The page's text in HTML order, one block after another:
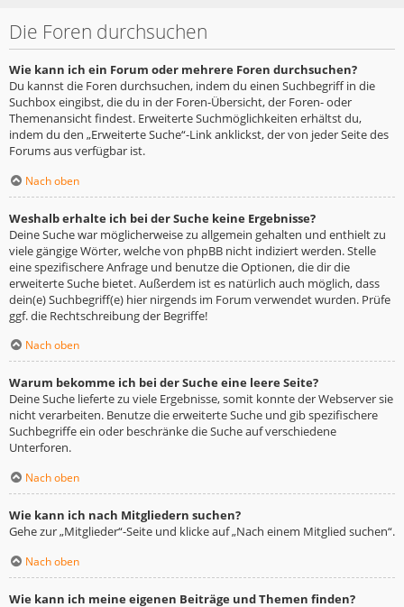
Die Foren durchsuchen
Wie kann ich ein Forum oder mehrere Foren durchsuchen?
Du kannst die Foren durchsuchen, indem du einen Suchbegriff in die
Suchbox eingibst, die du in der Foren-Übersicht, der Foren- oder
Themenansicht findest. Erweiterte Suchmöglichkeiten erhältst du,
indem du den „Erweiterte Suche“-Link anklickst, der von jeder Seite des
Forums aus verfügbar ist.
Nach oben
Weshalb erhalte ich bei der Suche keine Ergebnisse?
Deine Suche war möglicherweise zu allgemein gehalten und enthielt zu
viele gängige Wörter, welche von phpBB nicht indiziert werden. Stelle
eine spezifischere Anfrage und benutze die Optionen, die dir die
erweiterte Suche bietet. Außerdem ist es natürlich auch möglich, dass
dein(e) Suchbegriff(e) hier nirgends im Forum verwendet wurden. Prüfe
ggf. die Rechtschreibung der Begriffe!
Nach oben
Warum bekomme ich bei der Suche eine leere Seite?
Deine Suche lieferte zu viele Ergebnisse, somit konnte der Webserver sie
nicht verarbeiten. Benutze die erweiterte Suche und gib spezifischere
Suchbegriffe ein oder beschränke die Suche auf verschiedene
Unterforen.
Nach oben
Wie kann ich nach Mitgliedern suchen?
Gehe zur „Mitglieder“-Seite und klicke auf „Nach einem Mitglied suchen“.
Nach oben
Wie kann ich meine eigenen Beiträge und Themen finden?